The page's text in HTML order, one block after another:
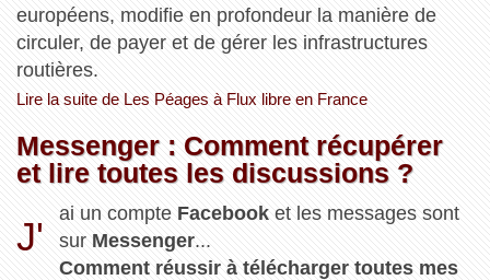
européens, modifie en profondeur la manière de
circuler, de payer et de gérer les infrastructures
routières.
Lire la suite de Les Péages à Flux libre en France
Messenger : Comment récupérer
et lire toutes les discussions ?
J'
ai un compte Facebooket les messages sont
sur Messenger...
Comment réussir à télécharger toutes mes